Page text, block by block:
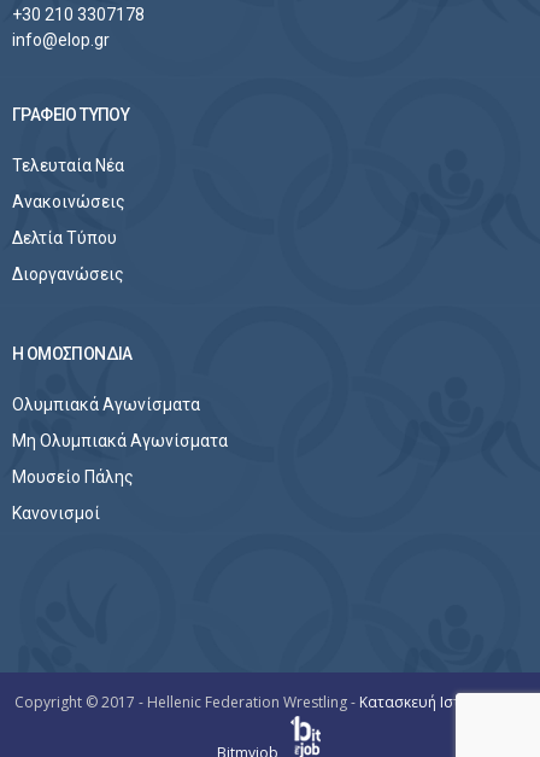
+30 210 3307178
info@elop.gr
ΓΡΑΦΕΙΟ ΤΥΠΟΥ
Τελευταία Νέα
Ανακοινώσεις
Δελτία Τύπου
Διοργανώσεις
Η ΟΜΟΣΠΟΝΔΙΑ
Ολυμπιακά Αγωνίσματα
Μη Ολυμπιακά Αγωνίσματα
Μουσείο Πάλης
Κανονισμοί
Copyright © 2017 - Hellenic Federation Wrestling - Κατασκευή Ιστοσελίδων
Bitmyjob